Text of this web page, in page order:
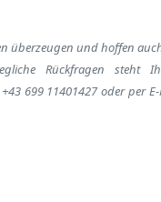
überzeugen und hoffen
Rückfragen steht
+43 699 11401427oder per